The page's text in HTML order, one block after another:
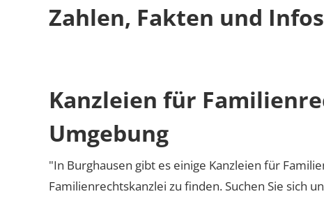
Zahlen, Fakten und
Kanzleien für
Umgebung
"In Burghausen gibt es einige Kanzleien für
Familienrechtskanzlei zu finden. Suchen Sie sich